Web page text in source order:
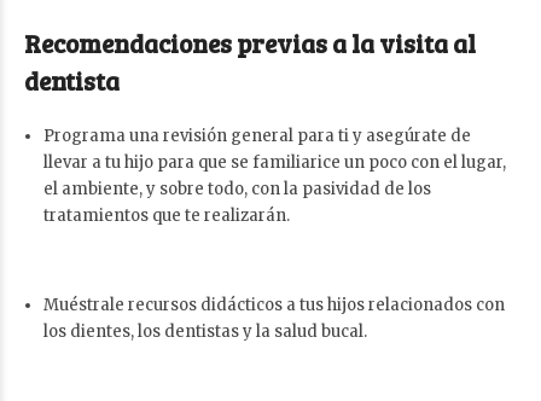
Recomendaciones previas a la visita al
dentista
Programa una revisión general para ti y asegúrate de
llevar a tu hijo para que se familiarice un poco con el lugar,
el ambiente, y sobre todo, con la pasividad de los
tratamientos que te realizarán.
Muéstrale recursos didácticos a tus hijos relacionados con
los dientes, los dentistas y la salud bucal.